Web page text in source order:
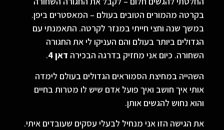
בקרטה מהמורים הטובים בעולם – המאסטרים ביפן.
במשך שנה וחצי חייתי במנזר לקרטה. התאמנתי עם
הגדולים ביותר בעולם והם העניקו לי את החגורה
השחורה. כיום אני מחזיק בדרגה הבכירה דאן 4
.
​השהייה במחיצת הסמוראים הגדולים בעולם לימדה
אותי איך חושב ואיך פועל אדם שיש לו מטרות בחיים
והוא נחוש להגשים אותן.
את הגישה הזו אני מנחיל לבעלי עסקים שעובדים איתי.